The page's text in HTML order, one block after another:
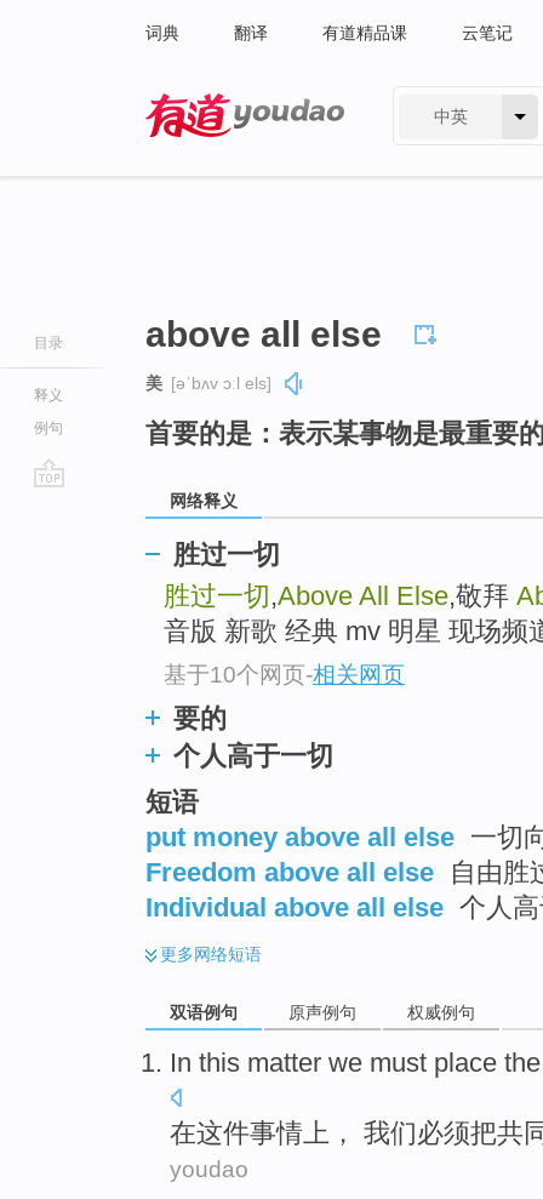
词典 翻译 有道精品课 云笔记
中英
目录
释义
例句
above all else
美 [əˈbʌv ɔːl els]
首要的是：表示某事物是最重要
网络释义
胜过一切
胜过一切 ,Above All Else,敬拜
音版 新歌 经典 mv 明星 现场频
基于10个网页-相关网页
要的
个人高于一切
短语
put money above all else 一切
Freedom above all else
自由胜
Individual above all else 个人
更多网络短语
双语例句 原声例句 权威例句
In this matter we must place the
在这件事情上 ， 我们必须把共
youdao